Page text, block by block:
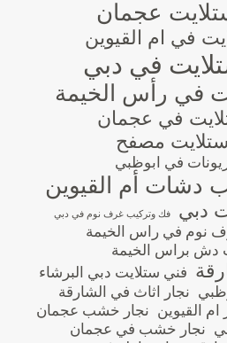
عجمان
في ام القيوين
في دبي
في رأس الخيمة
في عجمان
مصفح
في ابوظبي
دشات أم القيوين
دبي فك وتركيب غرف نوم في دبي
نوم في راس الخيمة
دش براس الخيمة
فني ستلايت دبي البرشاء
نجار اثاث في الشارقة
ام القيوين نجار خشب عجمان
نجار خشب في عجمان